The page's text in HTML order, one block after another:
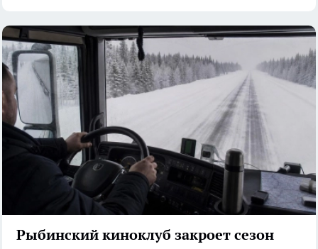
Рыбинский киноклуб закроет сезон